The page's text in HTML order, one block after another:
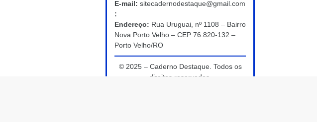
E-mail: sitecadernodestaque@gmail.com
:
Endereço: Rua Uruguai, nº 1108 – Bairro
Nova Porto Velho – CEP 76.820-132 –
Porto Velho/RO
© 2025 – Caderno Destaque. Todos os
direitos reservados.